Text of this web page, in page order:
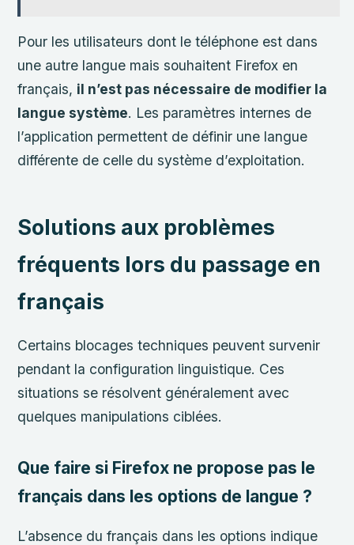
Pour les utilisateurs dont le téléphone est dans
une autre langue mais souhaitent Firefox en
français, il n’est pas nécessaire de modifier la
langue système. Les paramètres internes de
l’application permettent de définir une langue
différente de celle du système d’exploitation.
Solutions aux problèmes
fréquents lors du passage en
français
Certains blocages techniques peuvent survenir
pendant la configuration linguistique. Ces
situations se résolvent généralement avec
quelques manipulations ciblées.
Que faire si Firefox ne propose pas le
français dans les options de langue ?
L’absence du français dans les options indique